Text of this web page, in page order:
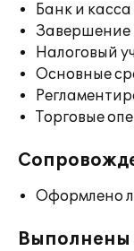
Банк и касса
Завершение
Налоговый
Основные
Торговые
Оформлено
Выполнены